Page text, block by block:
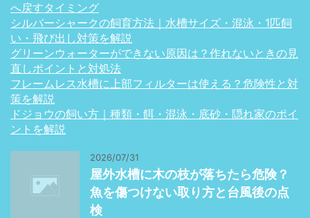
へ戻すタイミング
シルバーシャークの飼育方法｜水槽サイズ・混泳・1匹飼
い・飛び出し対策を解説
グリーンウォーターができない原因は？作れないときの見
直しポイントと対処法
フレームレス水槽に上部フィルターは使える？危険性と対
策を解説
ドジョウの飼い方｜種類・餌・混泳・底砂・隠れ家のポイ
ントを解説
2026/07/31
屋外水槽に木の枝が落ちたら危険？
魚を傷つけない取り方と台風後の点
検